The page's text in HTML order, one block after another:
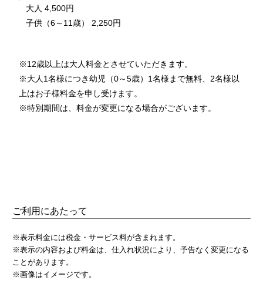
大人 4,500円
子供（6～11歳） 2,250円
※12歳以上は大人料金とさせていただきます。
※大人1名様につき幼児（0～5歳）1名様まで無料、2名様以
上はお子様料金を申し受けます。
※特別期間は、料金が変更になる場合がございます。
ご利用にあたって
※表示料金には税金・サービス料が含まれます。
※表示の内容および料金は、仕入れ状況により、予告なく変更になる
ことがあります。
※画像はイメージです。